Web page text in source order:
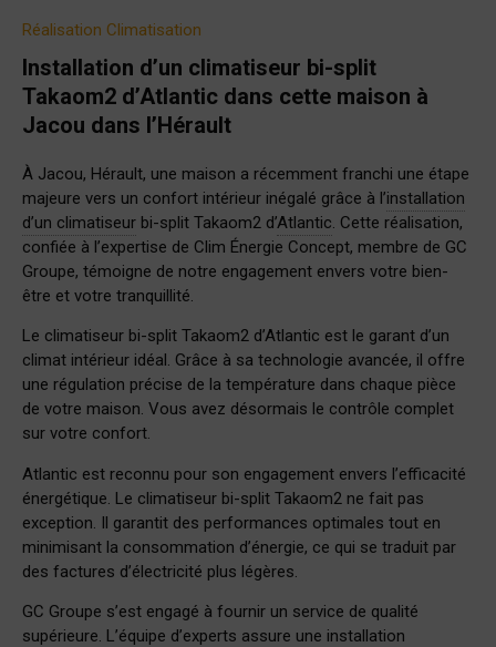
Réalisation Climatisation
Installation d’un climatiseur bi-split
Takaom2 d’Atlantic dans cette maison à
Jacou dans l’Hérault
À Jacou, Hérault, une maison a récemment franchi une étape
majeure vers un confort intérieur inégalé grâce à l’installation
d’un climatiseur bi-split Takaom2 d’Atlantic. Cette réalisation,
confiée à l’expertise de Clim Énergie Concept, membre de GC
Groupe, témoigne de notre engagement envers votre bien-
être et votre tranquillité.
Le climatiseur bi-split Takaom2 d’Atlantic est le garant d’un
climat intérieur idéal. Grâce à sa technologie avancée, il offre
une régulation précise de la température dans chaque pièce
de votre maison. Vous avez désormais le contrôle complet
sur votre confort.
Atlantic est reconnu pour son engagement envers l’efficacité
énergétique. Le climatiseur bi-split Takaom2 ne fait pas
exception. Il garantit des performances optimales tout en
minimisant la consommation d’énergie, ce qui se traduit par
des factures d’électricité plus légères.
GC Groupe s’est engagé à fournir un service de qualité
supérieure. L’équipe d’experts assure une installation